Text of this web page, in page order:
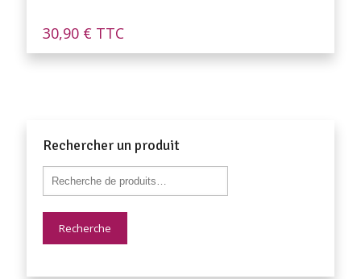
30,90 € TTC
Rechercher un produit
Recherche